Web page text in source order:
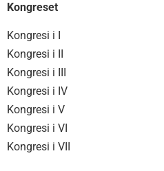
Kongreset
Kongresi i I
Kongresi i II
Kongresi i III
Kongresi i IV
Kongresi i V
Kongresi i VI
Kongresi i VII